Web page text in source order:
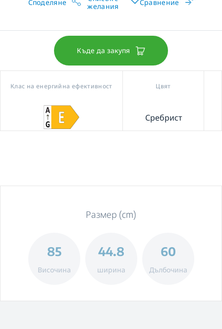
Споделяне
желания
Сравнение
Къде да закупя
Клас на енергийна ефективност Цвят
Сребрист
Размер (cm)
85
Височина
44.8
ширина
60
Дълбочина